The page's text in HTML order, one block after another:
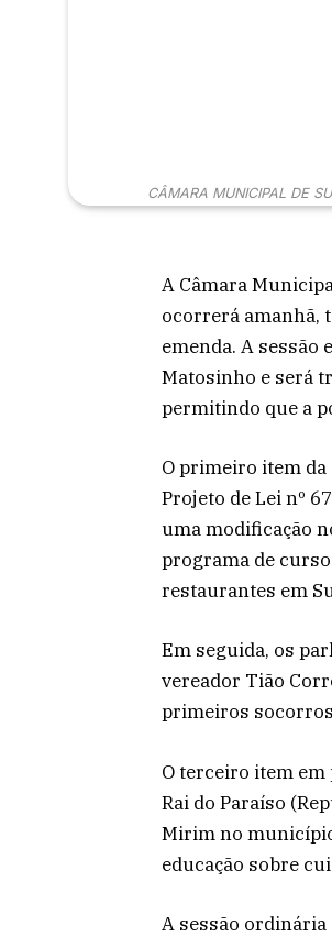
CÂMARA MUNICIPAL DE
A Câmara
ocorrerá amanhã,
emenda. A sessão
Matosinho e será
permitindo que a
O primeiro item da
Projeto de Lei nº
uma modificação
programa de
restaurantes em
Em seguida, os
vereador Tião
primeiros
O terceiro item em
Rai do Paraíso
Mirim no
educação sobre
A sessão